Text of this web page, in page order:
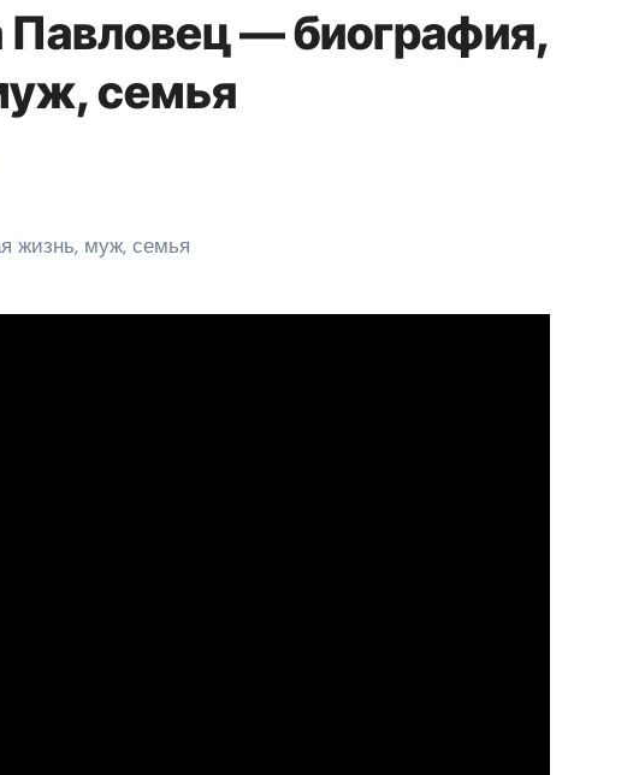
Павловец — биография,
семья